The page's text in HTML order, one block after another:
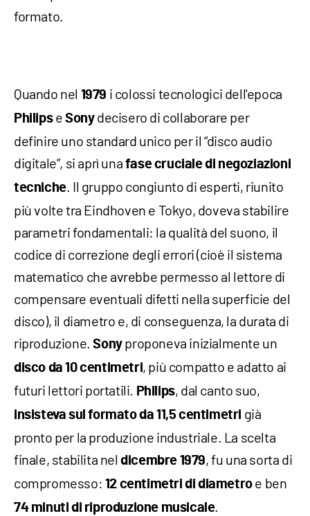
formato.
Quando nel 1979 i colossi tecnologici dell'epoca
PhilipseSonydecisero di collaborare per
definire uno standard unico per il “disco audio
digitale”, si aprì una fase cruciale di negoziazioni
tecniche. Il gruppo congiunto di esperti, riunito
più volte tra Eindhoven e Tokyo, doveva stabilire
parametri fondamentali: la qualità del suono, il
codice di correzione degli errori (cioè il sistema
matematico che avrebbe permesso al lettore di
compensare eventuali difetti nella superficie del
disco), il diametro e, di conseguenza, la durata di
riproduzione.Sonyproponeva inizialmente un
disco da 10 centimetri, più compatto e adatto ai
futuri lettori portatili. Philips, dal canto suo,
insisteva sul formato da 11,5 centimetri già
pronto per la produzione industriale. La scelta
finale, stabilita neldicembre 1979, fu una sorta di
compromesso: 12 centimetri di diametroe ben
74 minuti di riproduzione musicale.